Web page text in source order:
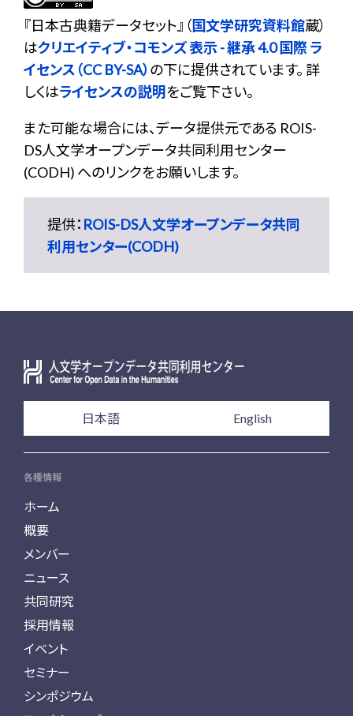
『日本古典籍データセット 』（国文学研究資料館蔵）
はクリエイティブ・コモンズ 表示 - 継承 4.0 国際 ラ
イセンス（CC BY-SA） の下に提供されています。 詳
しくはライセンスの説明をご覧下さい。
また可能な場合には、データ提供元である ROIS-
DS人文学オープンデータ共同利用センター
(CODH) へのリンクをお願いします。
提供： ROIS-DS人文学オープンデータ共同
利用センター(CODH)
日本語 English
各種情報
ホーム
概要
メンバー
ニュース
共同研究
採用情報
イベント
セミナー
シンポジウム